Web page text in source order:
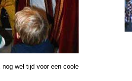
wel tijd voor een coole